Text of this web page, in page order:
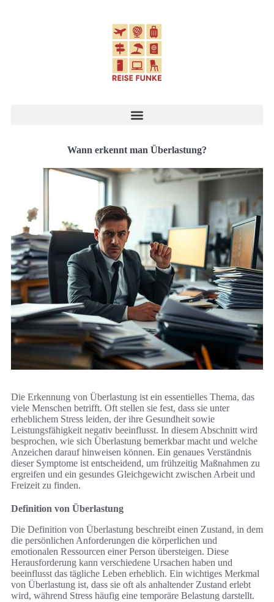
Wann erkennt man Überlastung?
Die Erkennung von Überlastung ist ein essentielles Thema, das
viele Menschen betrifft. Oft stellen sie fest, dass sie unter
erheblichem Stress leiden, der ihre Gesundheit sowie
Leistungsfähigkeit negativ beeinflusst. In diesem Abschnitt wird
besprochen, wie sich Überlastung bemerkbar macht und welche
Anzeichen darauf hinweisen können. Ein genaues Verständnis
dieser Symptome ist entscheidend, um frühzeitig Maßnahmen zu
ergreifen und ein gesundes Gleichgewicht zwischen Arbeit und
Freizeit zu finden.
Definition von Überlastung
Die Definition von Überlastung beschreibt einen Zustand, in dem
die persönlichen Anforderungen die körperlichen und
emotionalen Ressourcen einer Person übersteigen. Diese
Herausforderung kann verschiedene Ursachen haben und
beeinflusst das tägliche Leben erheblich. Ein wichtiges Merkmal
von Überlastung ist, dass sie oft als anhaltender Zustand erlebt
wird, während Stress häufig eine temporäre Belastung darstellt.